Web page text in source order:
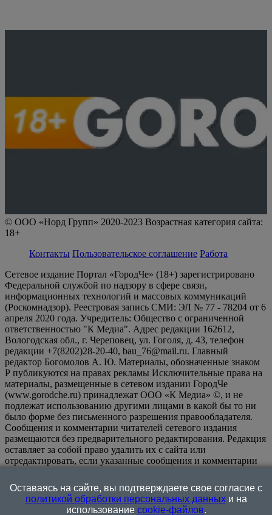
© ООО «Норд Групп» 2020-2023 Возрастная категория сайта:
18+
Контакты Пользовательское соглашение Работа
Сетевое издание Портал «ГородЧе» (18+) зарегистрировано
Федеральной службой по надзору в сфере связи,
информационных технологий и массовых коммуникаций
(Роскомнадзор). Реестровая запись СМИ: ЭЛ № 77 - 78204 от 6
апреля 2020 года. Учредитель: Общество с ограниченной
ответственностью "К Медиа". Адрес редакции 162612,
Вологодская обл., г. Череповец, ул. Гоголя, д. 43, телефон
редакции +7(8202)28-20-40, bau_76@mail.ru. Главный
редактор Богомолов А. Ю. Материалы, обозначенные знаком
Р публикуются на правах рекламы Исключительные права на
материалы, размещенные в сетевом издании ГородЧе
(www.gorodche.ru) принадлежат ООО «К Медиа» ©, и не
подлежат использованию другими лицами в какой бы то ни
было форме без письменного разрешения правообладателя.
Сообщения и комментарии читателей сетевого издания
размещаются без предварительного редактирования. Редакция
оставляет за собой право удалить их с сайта или
отредактировать, если указанные сообщения и комментарии
или нарушением иных требований закона.
информационном ресурсе применяются рекомендательные
технологии (информационные технологии предоставления
Оставаясь на сайте, вы подтверждаете свое согласие с
политикой обработки персональных данныхи на
использование cookie-файлов.